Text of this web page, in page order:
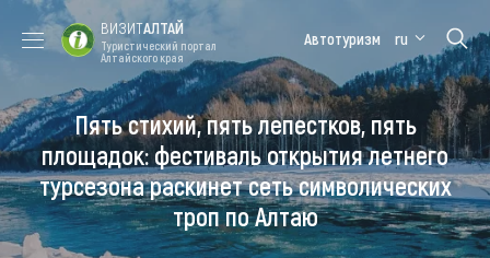
Форум VISIT
ALTAI
Цветение
маральника
Медицинский
форум
Алтайская
зимовка
Туры
Где побывать
ВИЗИТАЛТАЙ
Туристический портал
Алтайского края
Автотуризм ru
Пять стихий, пять лепестков, пять
площадок: фестиваль открытия летнего
турсезона раскинет сеть символических
троп по Алтаю